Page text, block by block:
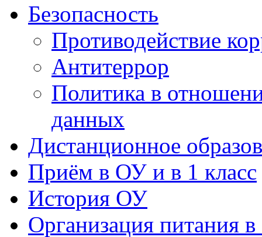
Безопасность
Противодействие
Антитеррор
Политика в
данных
Дистанционное
Приём в ОУ и в 1 класс
История ОУ
Организация питания